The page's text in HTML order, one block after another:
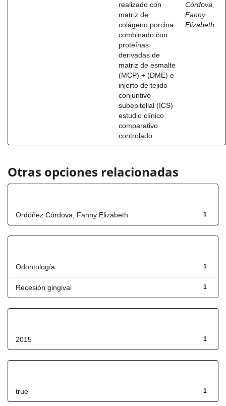
realizado con
matriz de
colágeno porcina
combinado con
proteínas
derivadas de
matriz de esmalte
(MCP) + (DME) e
injerto de tejido
conjuntivo
subepitelial (ICS)
estudio clínico
comparativo
controlado
Córdova,
Fanny
Elizabeth
Otras opciones relacionadas
1
Ordóñez Córdova, Fanny Elizabeth
1
Odontología
1
Recesión gingival
1
2015
1
true